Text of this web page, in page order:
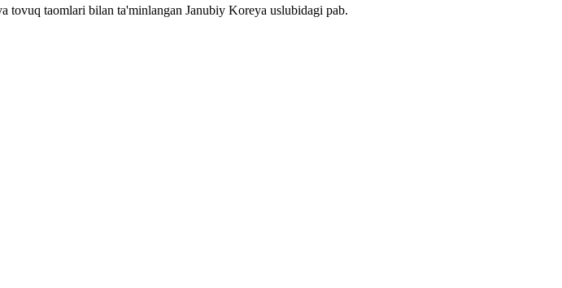
taomlari bilan ta'minlangan Janubiy Koreya uslubidagi pab.